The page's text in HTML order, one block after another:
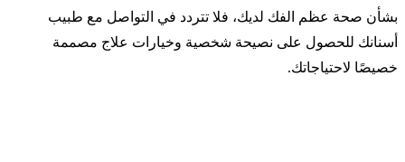
بشأن صحة عظم الفك لديك، فلا تتردد في التواصل مع طبيب
أسنانك للحصول على نصيحة شخصية وخيارات علاج مصممة
خصيصًا لاحتياجاتك.